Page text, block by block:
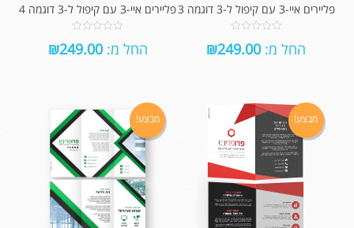
פליירים איי-3 עם קיפול ל-3 דוגמה 3
out
החל מ: ₪249.00
פליירים איי-3 עם קיפול ל-3 דוגמה 4
out
החל מ: ₪249.00
מבצע! מבצע!